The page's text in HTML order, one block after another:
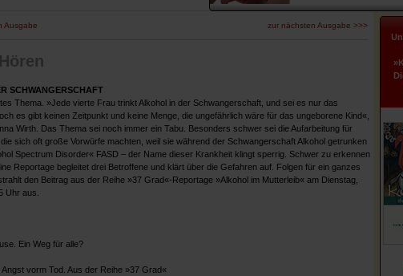
Ausgabe zur nächsten Ausgabe >>>
SCHWANGERSCHAFT
Thema. »Jede vierte Frau trinkt Alkohol in der Schwangerschaft, und sei es nur das
es gibt keinen Zeitpunkt und keine Menge, die ungefährlich wäre für das ungeborene Kind«,
Wirth. Das Thema sei noch immer ein Tabu. Besonders schwer sei die Aufarbeitung für
sich oft große Vorwürfe machten, weil sie während der Schwangerschaft Alkohol getrunken
Spectrum Disorder« FASD – der Name dieser Krankheit klingt sperrig. Schwer zu erkennen
Reportage begleitet drei Betroffene und klärt über die Gefahren auf. Folgen für ein ganzes
den Beitrag aus der Reihe »37 Grad«-Reportage »Alkohol im Mutterleib« am Dienstag,
Uhr aus.
Ein Weg für alle?
vorm Tod. Aus der Reihe »37 Grad«